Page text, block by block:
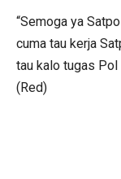
“Semoga ya
cuma tau kerja
tau kalo tugas Pol
(Red)